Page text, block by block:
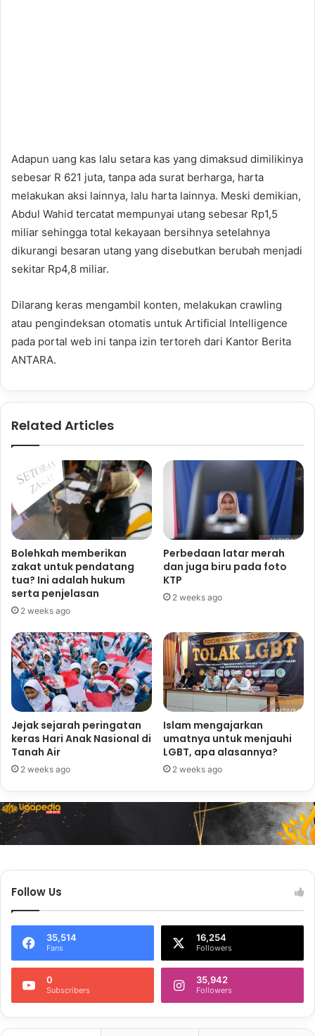
Adapun uang kas lalu setara kas yang dimaksud dimilikinya
sebesar R 621 juta, tanpa ada surat berharga, harta
melakukan aksi lainnya, lalu harta lainnya. Meski demikian,
Abdul Wahid tercatat mempunyai utang sebesar Rp1,5
miliar sehingga total kekayaan bersihnya setelahnya
dikurangi besaran utang yang disebutkan berubah menjadi
sekitar Rp4,8 miliar.
Dilarang keras mengambil konten, melakukan crawling
atau pengindeksan otomatis untuk Artificial Intelligence
pada portal web ini tanpa izin tertoreh dari Kantor Berita
ANTARA.
Related Articles
Bolehkah memberikan
zakat untuk pendatang
tua? Ini adalah hukum
serta penjelasan
2 weeks ago
Perbedaan latar merah
dan juga biru pada foto
KTP
2 weeks ago
Jejak sejarah peringatan
keras Hari Anak Nasional di
Tanah Air
2 weeks ago
Islam mengajarkan
umatnya untuk menjauhi
LGBT, apa alasannya?
2 weeks ago
Follow Us
35,514
Fans
16,254
Followers
0
Subscribers
35,942
Followers